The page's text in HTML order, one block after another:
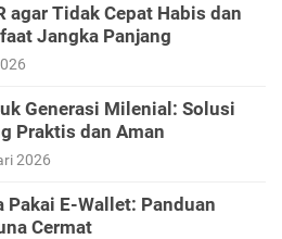
agar Tidak Cepat Habis dan
Jangka Panjang
Generasi Milenial: Solusi
Praktis dan Aman
2026
Pakai E-Wallet: Panduan
Cermat